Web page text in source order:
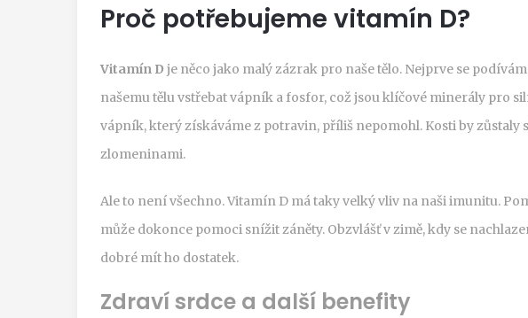
Proč potřebujeme vitamín D?
Vitamín D je něco jako malý zázrak pro naše tělo. Nejprve se
našemu tělu vstřebat vápník a fosfor, což jsou klíčové minerály pro
vápník, který získáváme z potravin, příliš nepomohl. Kosti by zůstaly
zlomeninami.
Ale to není všechno. Vitamín D má taky velký vliv na naši imunitu.
může dokonce pomoci snížit záněty. Obzvlášť v zimě, kdy se
dobré mít ho dostatek.
Zdraví srdce a další benefity